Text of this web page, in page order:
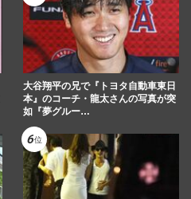
大谷翔平の兄で『トヨタ自動車東日
本』のコーチ・龍太さんの写真が突
如『夢グルー…